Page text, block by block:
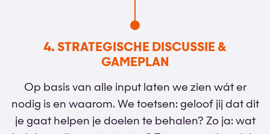
4. STRATEGISCHE DISCUSSIE &
GAMEPLAN
Op basis van alle input laten we zien wát er
nodig is en waarom. We toetsen: geloof jij dat dit
je gaat helpen je doelen te behalen? Zo ja: wat